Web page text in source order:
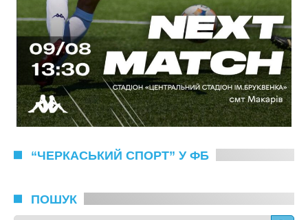
“ЧЕРКАСЬКИЙ СПОРТ” У ФБ
ПОШУК